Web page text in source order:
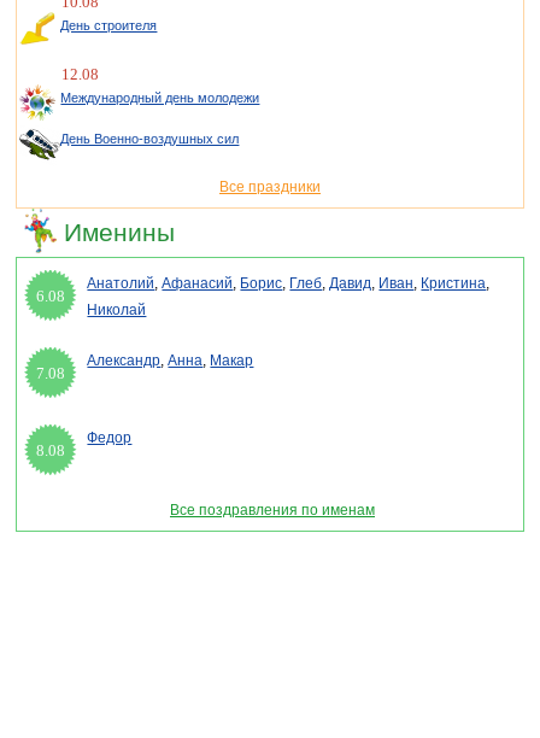
День строителя
12.08
Международный день молодежи
День Военно-воздушных сил
Все праздники
Именины
6.08
Анатолий,Афанасий, Борис, Глеб,Давид, Иван, Кристина,
Николай
7.08
Александр,Анна, Макар
8.08
Федор
Все поздравления по именам